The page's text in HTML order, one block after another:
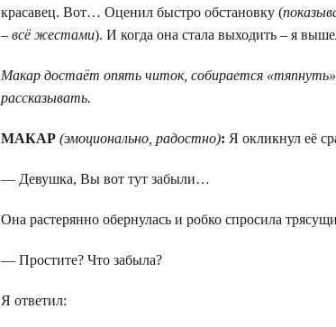
красавец. Вот… Оценил быстро обстановку (
– всё жестами). И когда она стала выходить – я
Макар достаёт опять читок, собирается
рассказывать.
МАКАР (эмоционально, радостно): Я окликнул её
— Девушка, Вы вот тут забыли…
Она растерянно обернулась и робко спросила
— Простите? Что забыла?
Я ответил: